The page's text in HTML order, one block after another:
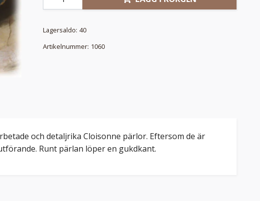
Lagersaldo: 40
Artikelnummer: 1060
och detaljrika Cloisonne pärlor. Eftersom de är
Runt pärlan löper en gukdkant.